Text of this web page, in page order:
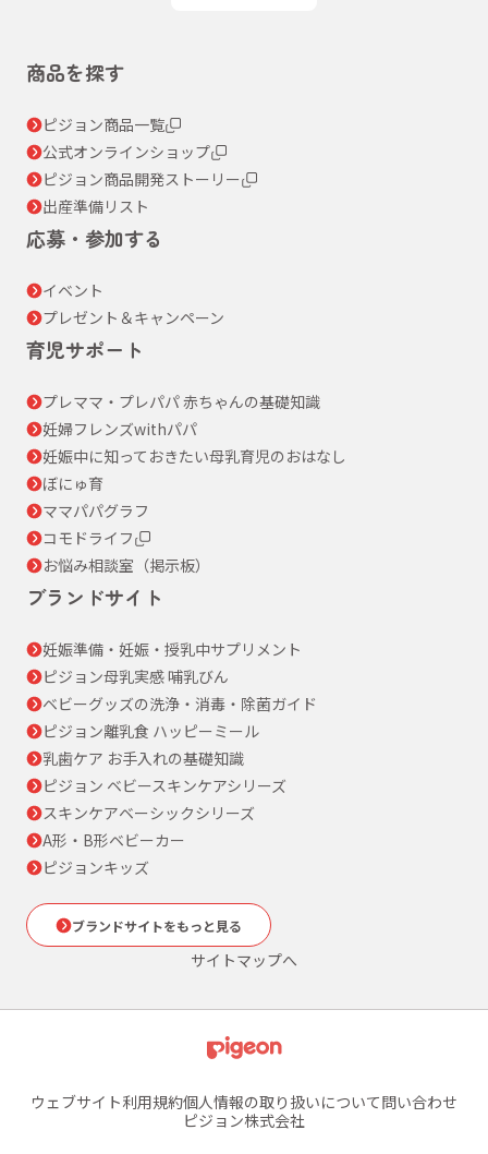
商品を探す
ピジョン商品一覧
公式オンラインショップ
ピジョン商品開発ストーリー
出産準備リスト
応募・参加する
イベント
プレゼント＆キャンペーン
育児サポート
プレママ・プレパパ 赤ちゃんの基礎知識
妊婦フレンズwithパパ
妊娠中に知っておきたい母乳育児のおはなし
ぼにゅ育
ママパパグラフ
コモドライフ
お悩み相談室（掲示板）
ブランドサイト
妊娠準備・妊娠・授乳中サプリメント
ピジョン母乳実感 哺乳びん
ベビーグッズの洗浄・消毒・除菌ガイド
ピジョン離乳食 ハッピーミール
乳歯ケア お手入れの基礎知識
ピジョン ベビースキンケアシリーズ
スキンケアベーシックシリーズ
A形・B形ベビーカー
ピジョンキッズ
ブランドサイトをもっと見る
サイトマップへ
ウェブサイト利用規約個人情報の取り扱いについて問い合わせ
ピジョン株式会社